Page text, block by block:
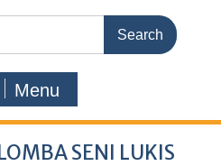
Menu
SENI LUKIS